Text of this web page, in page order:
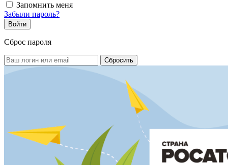
Запомнить меня
Забыли пароль?
Сброс пароля